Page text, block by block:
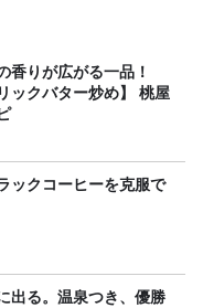
香りが広がる一品！
ックバター炒め】 桃屋
ックコーヒーを克服で
出る。温泉つき、優勝